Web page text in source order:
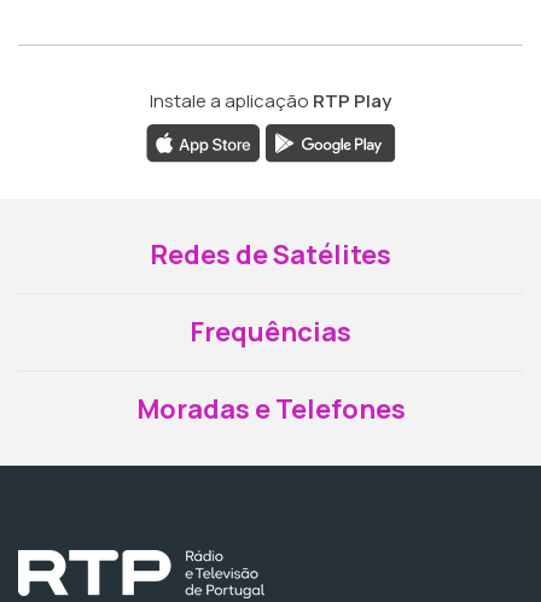
Instale a aplicação RTP Play
Redes de Satélites
Frequências
Moradas e Telefones